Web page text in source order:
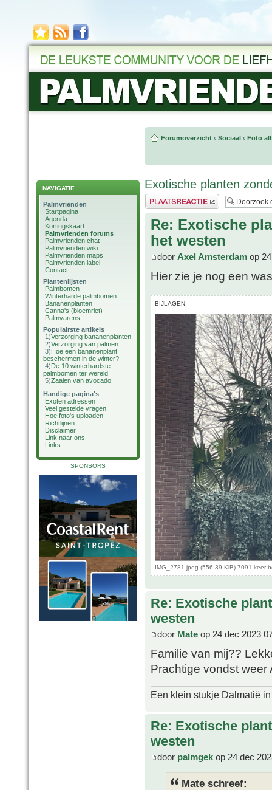
NAVIGATIE
Palmvrienden
Startpagina
Agenda
Kortingskaart
Palmvrienden forums
Palmvrienden chat
Palmvrienden wiki
Palmvrienden maps
Palmvrienden label
Contact
Plantenlijsten
Palmbomen
Winterharde palmbomen
Bananenplanten
Canna's (bloemriet)
Palmvarens
Populairste artikels
1)Verzorging bananenplanten
2)Verzorging van palmen
3)Hoe een bananenplant
beschermen in de winter?
4)De 10 winterhardste
palmbomen ter wereld
5)Zaaien van avocado
Handige pagina's
Exoten adressen
Veel gestelde vragen
Hoe foto's uploaden
Richtlijnen
Disclaimer
Link naar ons
Links
SPONSORS
Forumoverzicht ‹ Sociaal ‹ Foto
Exotische planten
Plaats een reactie
Re: Exotische
het westen
door Axel Amsterdam op
Hier zie je nog een
BIJLAGEN
IMG_2781.jpeg (556.39 KiB) 7091 keer
Re: Exotische
westen
door Mate op 24 dec 2023
Familie van mij??
Prachtige vondst weer
Een klein stukje Dalmatië
Re: Exotische
westen
door palmgek op 24 dec
Mate schreef: